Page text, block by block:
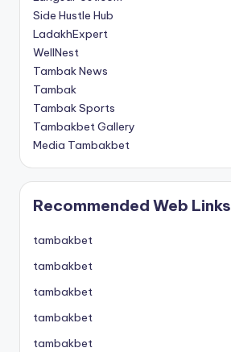
Side Hustle Hub
LadakhExpert
WellNest
Tambak News
Tambak
Tambak Sports
Tambakbet Gallery
Media Tambakbet
Recommended Web Links
tambakbet
tambakbet
tambakbet
tambakbet
tambakbet